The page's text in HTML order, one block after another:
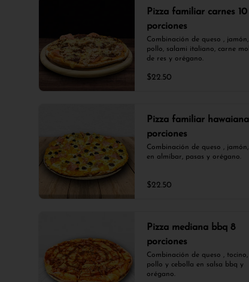
Pizza familiar carnes 10
porciones
Combinación de queso , jamón,
pollo, salami italiano, carne
de res y orégano.
$22.50
Pizza familiar
porciones
Combinación de queso ,
en almíbar, pasas y orégano.
$22.50
Pizza mediana bbq 8
porciones
Combinación de queso , tocino,
pollo y cebolla en salsa bbq y
orégano.